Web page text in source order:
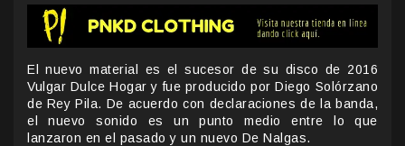
El nuevo material es el sucesor de su disco de 2016
Vulgar Dulce Hogar y fue producido por Diego Solórzano
de Rey Pila. De acuerdo con declaraciones de la banda,
el nuevo sonido es un punto medio entre lo que
lanzaron en el pasado y un nuevo De Nalgas.